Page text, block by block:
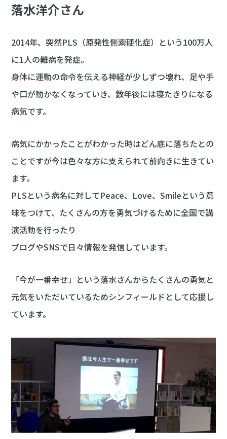
落水洋介さん
2014年、突然PLS（原発性側索硬化症）という100万人
に1人の難病を発症。
身体に運動の命令を伝える神経が少しずつ壊れ、足や手
や口が動かなくなっていき、数年後には寝たきりになる
病気です。
病気にかかったことがわかった時はどん底に落ちたとの
ことですが今は色々な方に支えられて前向きに生きてい
ます。
PLSという病名に対してPeace、Love、Smileという意
味をつけて、たくさんの方を勇気づけるために全国で講
演活動を行ったり
ブログやSNSで日々情報を発信しています。
「今が一番幸せ」という落水さんからたくさんの勇気と
元気をいただいているためシンフィールドとして応援し
ています。